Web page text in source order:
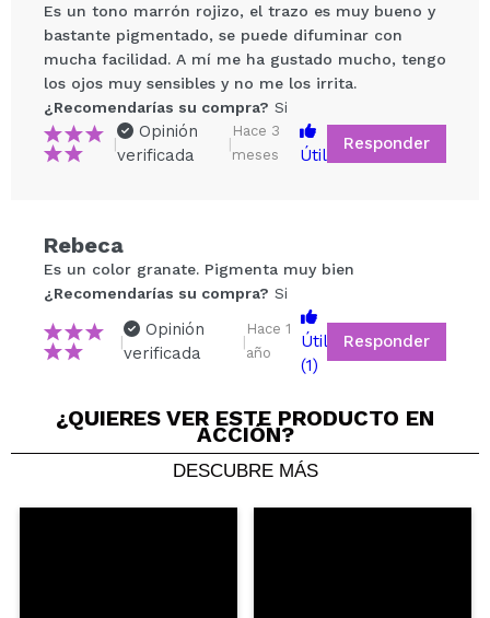
¿Recomendarías su compra?
5/5
Es un tono marrón rojizo, el trazo es muy bueno y
bastante pigmentado, se puede difuminar con
mucha facilidad. A mí me ha gustado mucho, tengo
los ojos muy sensibles y no me los irrita.
¿Recomendarías su compra? Si
|
Opinión
verificada
|
Hace 3
meses
Útil
Responder
Rebeca
Es un color granate. Pigmenta muy bien
¿Recomendarías su compra? Si
|
Opinión
verificada
|
Hace 1
año
Útil
(1)
Responder
¿QUIERES VER ESTE PRODUCTO EN
ACCIÓN?
DESCUBRE MÁS